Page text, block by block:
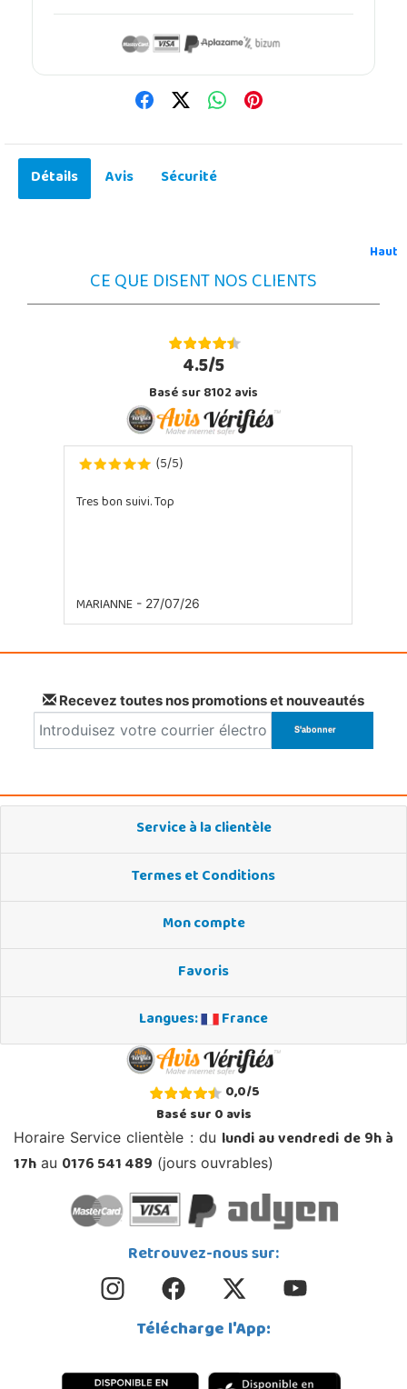
Détails Avis Sécurité
Haut
CE QUE DISENT NOS CLIENTS
4.5/5
Basé sur 8102 avis
(5/5)
Tres bon suivi. Top
MARIANNE- 27/07/26
Recevez toutes nos promotions et nouveautés
Service à la clientèle
Termes et Conditions
Mon compte
Favoris
Langues:
France
0,0/5
Basé sur0avis
Horaire Service clientèle : du lundi au vendredi de 9h à
17h au 0176 541 489 (jours ouvrables)
Retrouvez-nous sur:
Télécharge l'App: